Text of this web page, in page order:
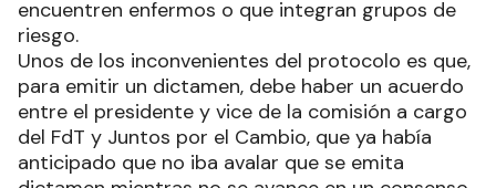
encuentren enfermos o que integran grupos de
riesgo.
Unos de los inconvenientes del protocolo es que,
para emitir un dictamen, debe haber un acuerdo
entre el presidente y vice de la comisión a cargo
del FdT y Juntos por el Cambio, que ya había
anticipado que no iba avalar que se emita